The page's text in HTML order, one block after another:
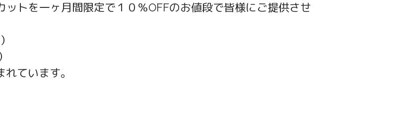
トを一ヶ月間限定で１０％OFFのお値段で皆様にご提供させ
ています。